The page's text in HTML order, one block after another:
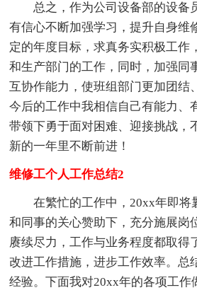
总之，作为公司设备部的设备
有信心不断加强学习，提升自身维
定的年度目标，求真务实积极工作
和生产部门的工作，同时，加强同
互协作能力，使班组部门更加团结
今后的工作中我相信自己有能力、
带领下勇于面对困难、迎接挑战，
新的一年里不断前进！
维修工个人工作总结2
在繁忙的工作中，20xx年即将
和同事的关心赞助下，充分施展岗
赓续尽力，工作与业务程度都取得
改进工作措施，进步工作效率。总
经验。下面我对20xx年的各项工作